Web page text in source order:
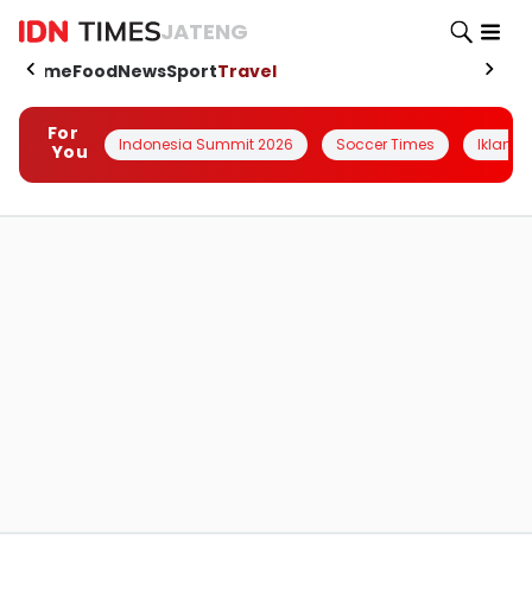
JATENG
HomeFoodNewsSportTravel
For
You
Indonesia Summit 2026 Soccer Times Iklanin